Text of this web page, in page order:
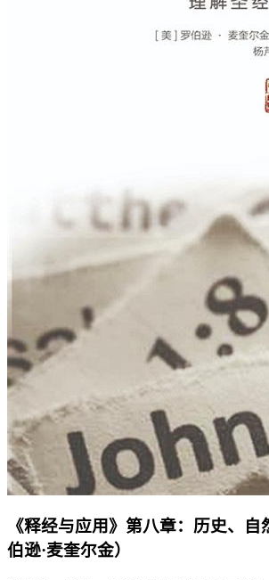
《释经与应用》第八章：历史、
伯逊·麦奎尔金）